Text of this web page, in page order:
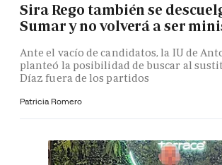
Sira Rego también se
Sumar y no volverá a ser
Ante el vacío de candidatos, la IU de
planteó la posibilidad de buscar al
Díaz fuera de los partidos
Patricia Romero